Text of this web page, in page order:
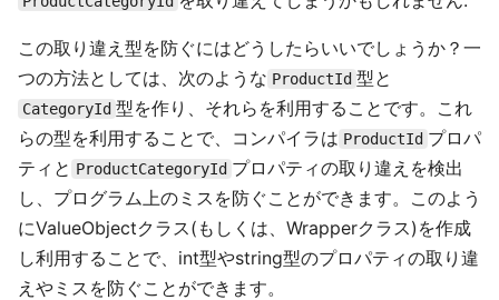
この取り違え型を防ぐにはどうしたらいいでしょうか？一
つの方法としては、次のような ProductId 型と
CategoryId 型を作り、それらを利用することです。これ
らの型を利用することで、コンパイラは ProductId プロパ
ティと ProductCategoryId プロパティの取り違えを検出
し、プログラム上のミスを防ぐことができます。このよう
にValueObjectクラス(もしくは、Wrapperクラス)を作成
し利用することで、int型やstring型のプロパティの取り違
えやミスを防ぐことができます。